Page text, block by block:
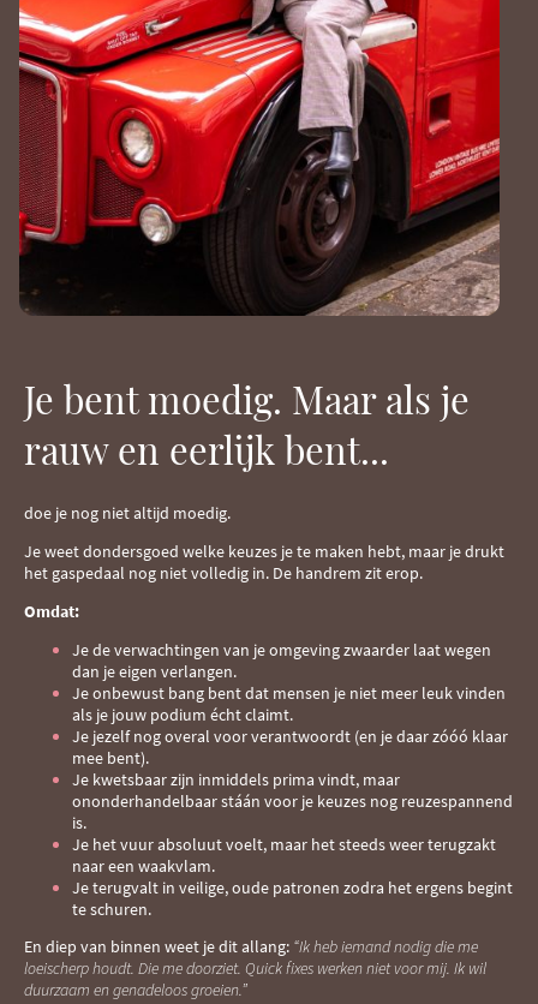
Je bent moedig. Maar als je
rauw en eerlijk bent...
doe je nog niet altijd moedig.
Je weet dondersgoed welke keuzes je te maken hebt, maar je drukt
het gaspedaal nog niet volledig in. De handrem zit erop.
Omdat:
Je de verwachtingen van je omgeving zwaarder laat wegen
dan je eigen verlangen.
Je onbewust bang bent dat mensen je niet meer leuk vinden
als je jouw podium écht claimt.
Je jezelf nog overal voor verantwoordt (en je daar zóóó klaar
mee bent).
Je kwetsbaar zijn inmiddels prima vindt, maar
ononderhandelbaar stáán voor je keuzes nog reuzespannend
is.
Je het vuur absoluut voelt, maar het steeds weer terugzakt
naar een waakvlam.
Je terugvalt in veilige, oude patronen zodra het ergens begint
te schuren.
En diep van binnen weet je dit allang: “Ik heb iemand nodig die me
loeischerp houdt. Die me doorziet. Quick fixes werken niet voor mij. Ik wil
duurzaam en genadeloos groeien.”